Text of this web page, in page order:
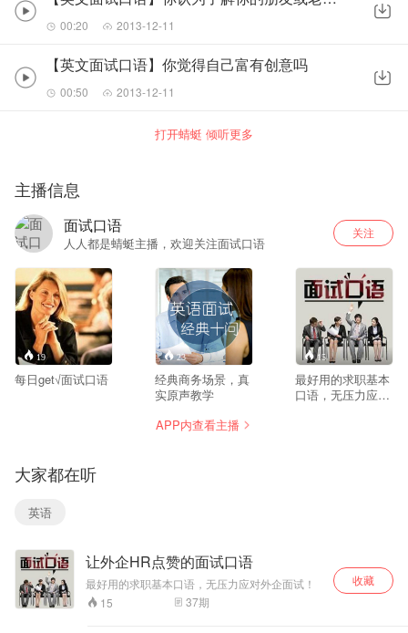
00:20 2013-12-11
【英文面试口语】你觉得自己富有创意吗
00:50 2013-12-11
打开蜻蜓 倾听更多
主播信息
面试口语
人人都是蜻蜓主播，欢迎关注面试口语
关注
19
每日get√面试口语
23
经典商务场景，真
实原声教学
15
最好用的求职基本
口语，无压力应对
APP内查看主播
大家都在听
英语
让外企HR点赞的面试口语
最好用的求职基本口语，无压力应对外企面试！
15
37期
收藏